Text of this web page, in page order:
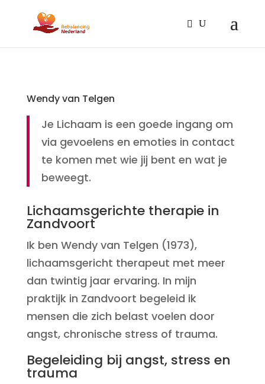
Wendy van Telgen
Je Lichaam is een goede ingang om
via gevoelens en emoties in contact
te komen met wie jij bent en wat je
beweegt.
Lichaamsgerichte therapie in
Zandvoort
Ik ben Wendy van Telgen (1973),
lichaamsgericht therapeut met meer
dan twintig jaar ervaring. In mijn
praktijk in Zandvoort begeleid ik
mensen die zich belast voelen door
angst, chronische stress of trauma.
Begeleiding bij angst, stress en
trauma